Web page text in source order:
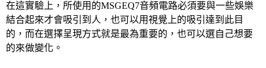
在這實驗上，所使用的MSGEQ7音頻電路必須要與一些娛樂
結合起來才會吸引到人，也可以用視覺上的吸引達到此目
的，而在選擇呈現方式就是最為重要的，也可以選自己想要
的來做變化。